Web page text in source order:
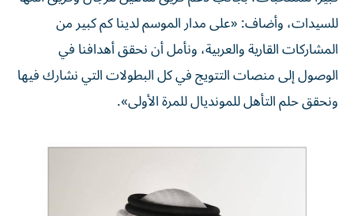
للسيدات، وأضاف: «على مدار الموسم لدينا كم كبير من
المشاركات القارية والعربية، ونأمل أن نحقق أهدافنا في
الوصول إلى منصات التتويج في كل البطولات التي نشارك فيها
ونحقق حلم التأهل للمونديال للمرة الأولى».